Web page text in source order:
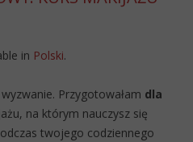
in Polski.
Przygotowałam dla
na którym nauczysz się
twojego codziennego